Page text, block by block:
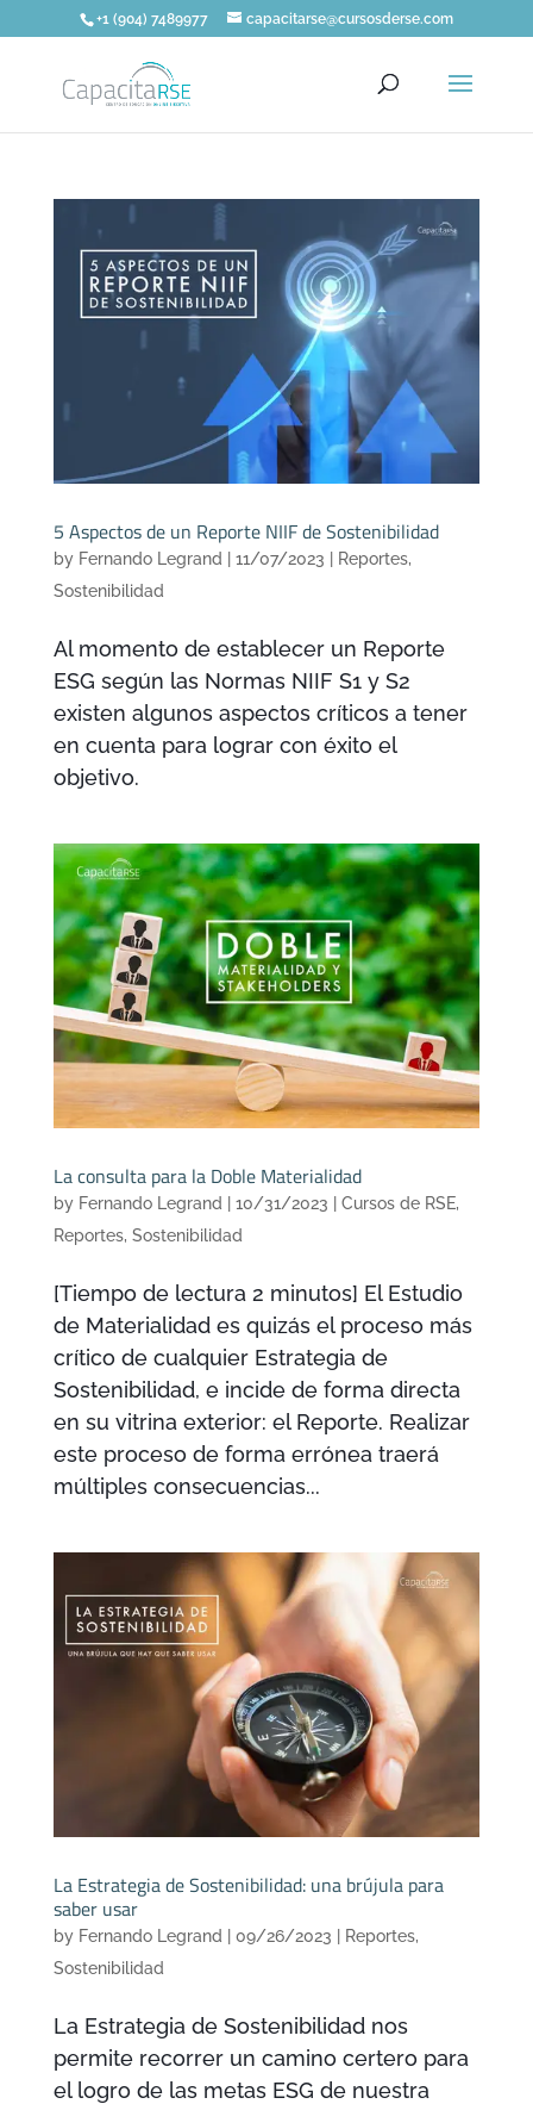
+1 (904) 7489977 capacitarse@cursosderse.com
5 Aspectos de un Reporte NIIF de Sostenibilidad
by Fernando Legrand 11/07/2023 Reportes,
Sostenibilidad
Al momento de establecer un Reporte
ESG según las Normas NIIF S1 y S2
existen algunos aspectos críticos a tener
en cuenta para lograr con éxito el
objetivo.
La consulta para la Doble Materialidad
by Fernando Legrand 10/31/2023 Cursos de RSE,
Reportes, Sostenibilidad
[Tiempo de lectura 2 minutos] El Estudio
de Materialidad es quizás el proceso más
crítico de cualquier Estrategia de
Sostenibilidad, e incide de forma directa
en su vitrina exterior: el Reporte. Realizar
este proceso de forma errónea traerá
múltiples consecuencias...
La Estrategia de Sostenibilidad: una brújula para
saber usar
by Fernando Legrand 09/26/2023 Reportes,
Sostenibilidad
La Estrategia de Sostenibilidad nos
permite recorrer un camino certero para
el logro de las metas ESG de nuestra